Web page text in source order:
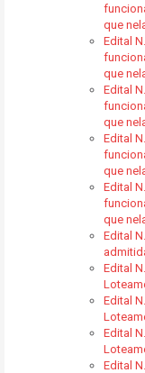
que
Edital
que
Edital
que
Edital
que
Edital
que
Edital
Edital
Edital
Edital
Edital